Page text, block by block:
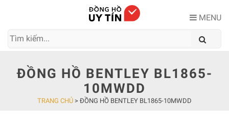
MENU
ĐỒNG HỒ BENTLEY BL1865-
10MWDD
TRANG CHỦ > ĐỒNG HỒ BENTLEY BL1865-10MWDD